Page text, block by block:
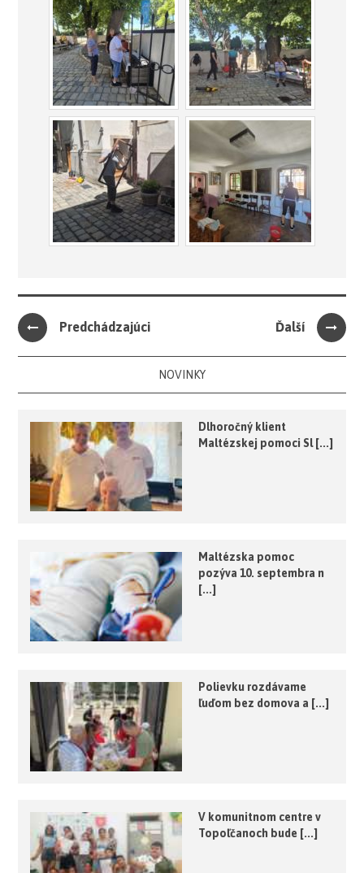
Predchádzajúci Ďalší
NOVINKY
Dlhoročný klient
Maltézskej pomoci Sl [...]
Maltézska pomoc
pozýva 10. septembra n
[...]
Polievku rozdávame
ľuďom bez domova a [...]
V komunitnom centre v
Topoľčanoch bude [...]